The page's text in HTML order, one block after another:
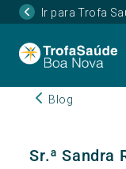
Ir para Trofa
Blog
Sr.ª Sandra